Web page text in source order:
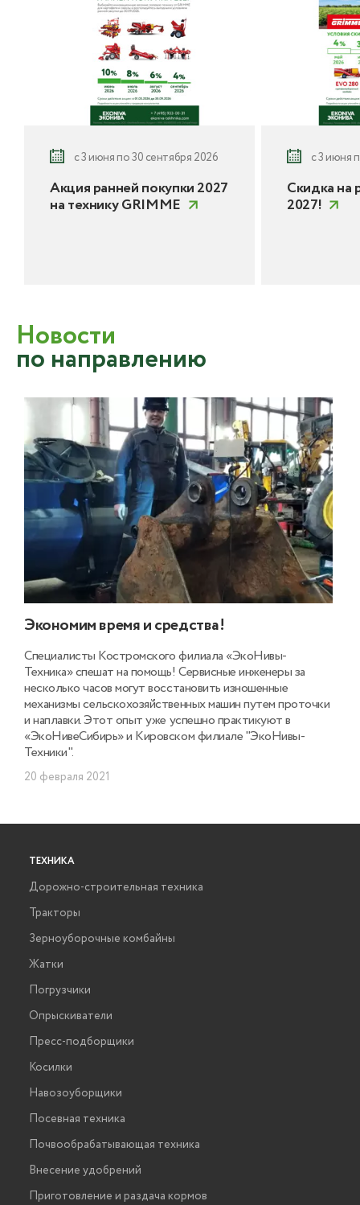
с 3 июня по 30 сентября 2026
Акция ранней покупки 2027
на технику GRIMME
с 3 июня
Скидка на
2027!
Новости
по направлению
Экономим время и средства!
Специалисты Костромского филиала «ЭкоНивы-
Техника» спешат на помощь! Сервисные инженеры за
несколько часов могут восстановить изношенные
механизмы сельскохозяйственных машин путем проточки
и наплавки. Этот опыт уже успешно практикуют в
«ЭкоНивеСибирь» и Кировском филиале "ЭкоНивы-
Техники".
20 февраля 2021
ТЕХНИКА
Дорожно-строительная техника
Тракторы
Зерноуборочные комбайны
Жатки
Погрузчики
Опрыскиватели
Пресс-подборщики
Косилки
Навозоуборщики
Посевная техника
Почвообрабатывающая техника
Внесение удобрений
Приготовление и раздача кормов